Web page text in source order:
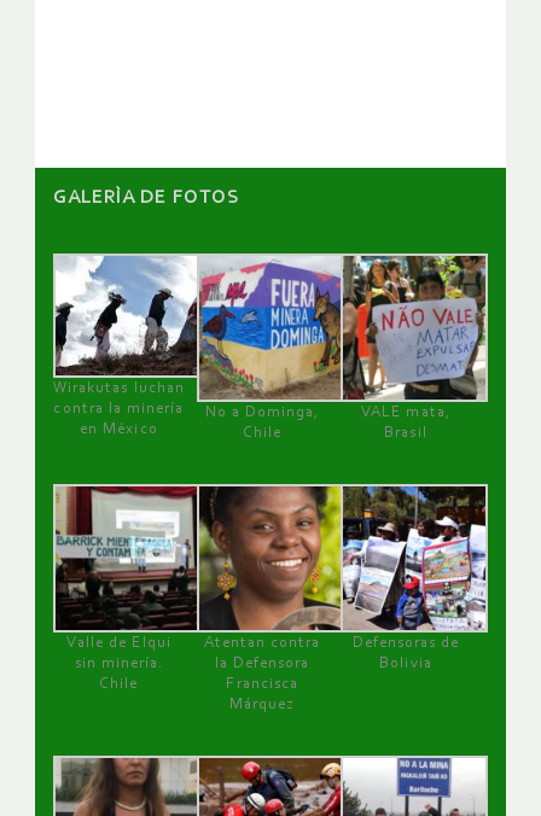
GALERÌA DE FOTOS
Wirakutas luchan
contra la minería
en México
No a Dominga,
Chile
VALE mata,
Brasil
Valle de Elqui
sin minería.
Chile
Atentan contra
la Defensora
Francisca
Márquez
Defensoras de
Bolivia